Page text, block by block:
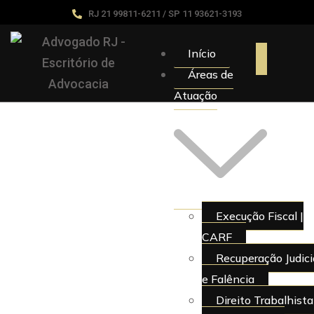
RJ 21 99811-6211 / SP 11 93621-3193
Início
Áreas de
Atuação
Execução Fiscal |
CARF
Recuperação
e Falência
Direito Trabalhista